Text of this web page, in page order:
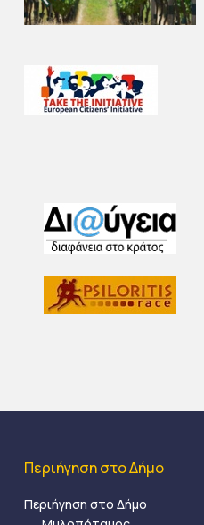
Περιήγηση στο Δήμο
Περιήγηση στο Δήμο